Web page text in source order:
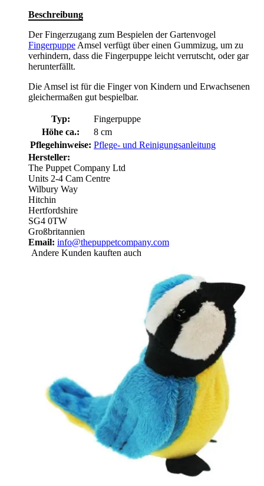
Beschreibung
Der Fingerzugang zum Bespielen der Gartenvogel
Fingerpuppe Amsel verfügt über einen Gummizug, um zu
verhindern, dass die Fingerpuppe leicht verrutscht, oder gar
herunterfällt.
Die Amsel ist für die Finger von Kindern und Erwachsenen
gleichermaßen gut bespielbar.
Typ:
Fingerpuppe
Höhe ca.:
8 cm
Pflegehinweise: Pflege- und Reinigungsanleitung
Hersteller:
The Puppet Company Ltd
Units 2-4 Cam Centre
Wilbury Way
Hitchin
Hertfordshire
SG4 0TW
Großbritannien
Email: info@thepuppetcompany.com
Andere Kunden kauften auch